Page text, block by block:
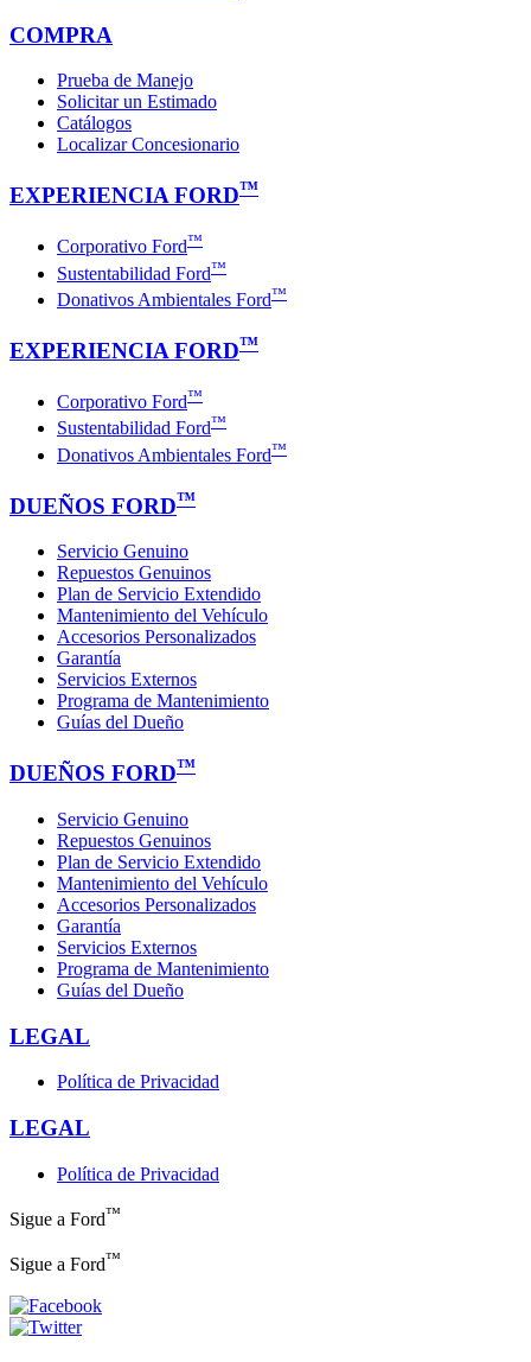
COMPRA
Prueba de Manejo
Solicitar un Estimado
Catálogos
Localizar Concesionario
EXPERIENCIA FORD™
Corporativo Ford™
Sustentabilidad Ford™
Donativos Ambientales Ford™
EXPERIENCIA FORD™
Corporativo Ford™
Sustentabilidad Ford™
Donativos Ambientales Ford™
DUEÑOS FORD™
Servicio Genuino
Repuestos Genuinos
Plan de Servicio Extendido
Mantenimiento del Vehículo
Accesorios Personalizados
Garantía
Servicios Externos
Programa de Mantenimiento
Guías del Dueño
DUEÑOS FORD™
Servicio Genuino
Repuestos Genuinos
Plan de Servicio Extendido
Mantenimiento del Vehículo
Accesorios Personalizados
Garantía
Servicios Externos
Programa de Mantenimiento
Guías del Dueño
LEGAL
Política de Privacidad
LEGAL
Política de Privacidad
Sigue a Ford™
Sigue a Ford™